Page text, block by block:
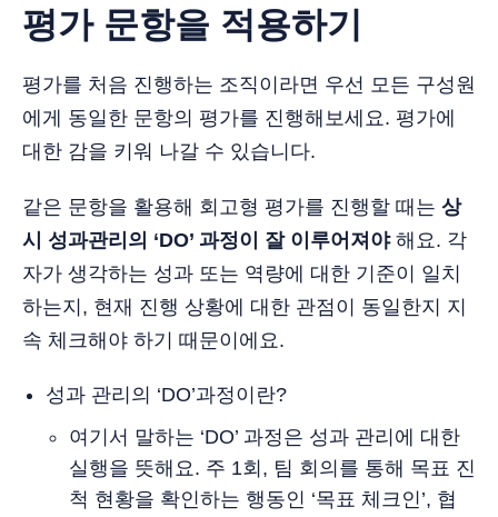
평가 문항을 적용하기
평가를 처음 진행하는 조직이라면 우선 모든 구성원
에게 동일한 문항의 평가를 진행해보세요. 평가에
대한 감을 키워 나갈 수 있습니다.
같은 문항을 활용해 회고형 평가를 진행할 때는 상
시 성과관리의 ‘DO’ 과정이 잘 이루어져야해요. 각
자가 생각하는 성과 또는 역량에 대한 기준이 일치
하는지, 현재 진행 상황에 대한 관점이 동일한지 지
속 체크해야 하기 때문이에요.
성과 관리의 ‘DO’과정이란?
여기서 말하는 ‘DO’ 과정은 성과 관리에 대한
실행을 뜻해요. 주 1회, 팀 회의를 통해 목표 진
척 현황을 확인하는 행동인 ‘목표 체크인’, 협